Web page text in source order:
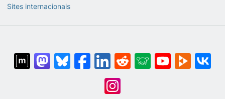
Sites internacionais